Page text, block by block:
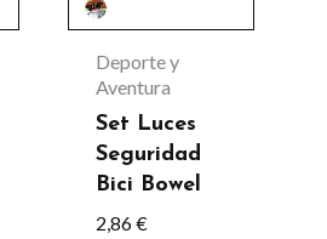
Deporte y
Aventura
Set Luces
Seguridad
Bici Bowel
2,86€